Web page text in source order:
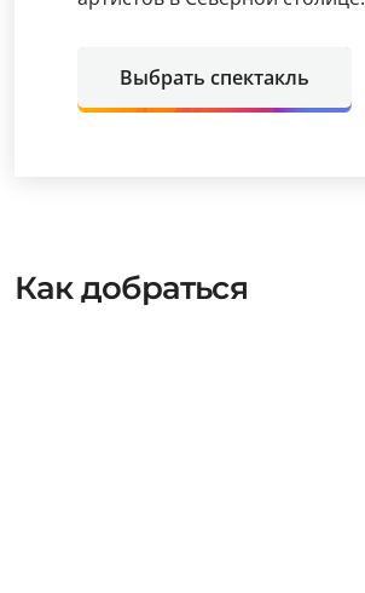
Выбрать спектакль
Как добраться